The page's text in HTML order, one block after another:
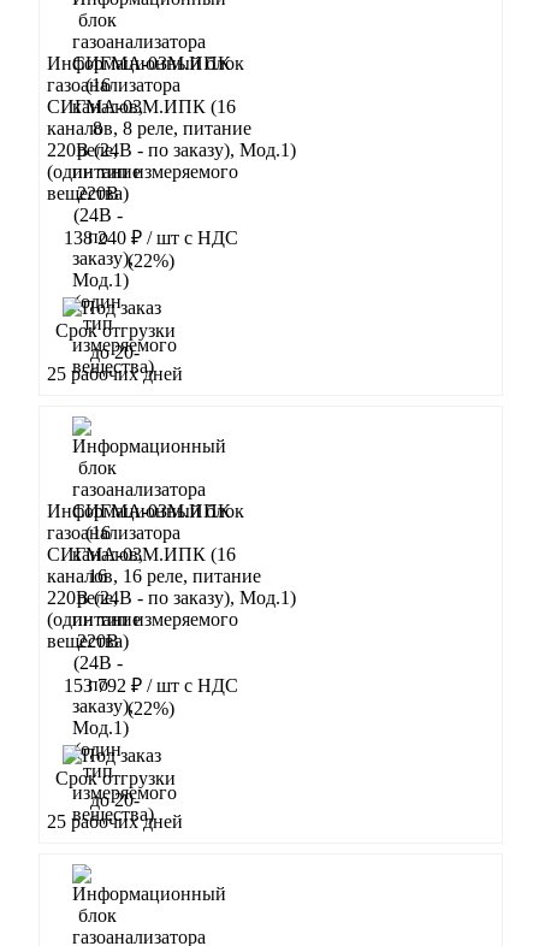
Информационный блок
газоанализатора
СИГМА-03М.ИПК (16
каналов, 8 реле, питание
220В (24В - по заказу), Мод.1)
(один тип измеряемого
вещества)
138 240 ₽ / шт с НДС
(22%)
Срок отгрузки
до 20-
25 рабочих дней
Информационный блок
газоанализатора
СИГМА-03М.ИПК (16
каналов, 16 реле, питание
220В (24В - по заказу), Мод.1)
(один тип измеряемого
вещества)
153 792 ₽ / шт с НДС
(22%)
Срок отгрузки
до 20-
25 рабочих дней